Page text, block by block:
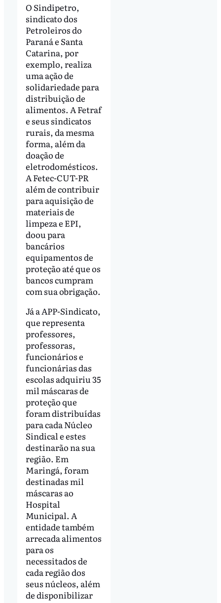
O Sindipetro,
sindicato dos
Petroleiros do
Paraná e Santa
Catarina, por
exemplo, realiza
uma ação de
solidariedade para
distribuição de
alimentos. A Fetraf
e seus sindicatos
rurais, da mesma
forma, além da
doação de
eletrodomésticos.
A Fetec-CUT-PR
além de contribuir
para aquisição de
materiais de
limpeza e EPI,
doou para
bancários
equipamentos de
proteção até que os
bancos cumpram
com sua obrigação.
Já a APP-Sindicato,
que representa
professores,
professoras,
funcionários e
funcionárias das
escolas adquiriu 35
mil máscaras de
proteção que
foram distribuídas
para cada Núcleo
Sindical e estes
destinarão na sua
região. Em
Maringá, foram
destinadas mil
máscaras ao
Hospital
Municipal. A
entidade também
arrecada alimentos
para os
necessitados de
cada região dos
seus núcleos, além
de disponibilizar